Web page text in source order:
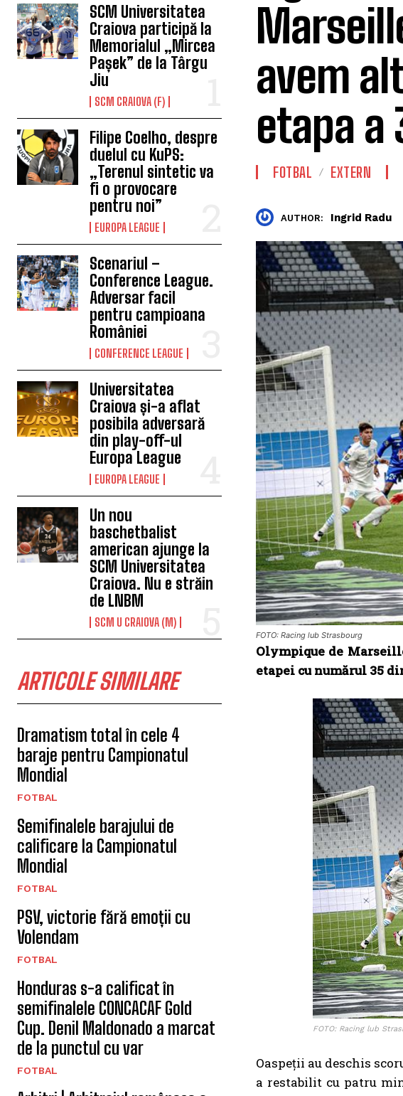
SCM Universitatea
Craiova participă la
Memorialul „Mircea
Pașek” de la Târgu
Jiu
SCM CRAIOVA (F)
Filipe Coelho, despre
duelul cu KuPS:
„Terenul sintetic va
fi o provocare
pentru noi”
EUROPA LEAGUE
Scenariul –
Conference League.
Adversar facil
pentru campioana
României
CONFERENCE LEAGUE
Universitatea
Craiova și-a aflat
posibila adversară
din play-off-ul
Europa League
EUROPA LEAGUE
Un nou
baschetbalist
american ajunge la
SCM Universitatea
Craiova. Nu e străin
de LNBM
SCM U CRAIOVA (M)
ARTICOLE SIMILARE
Dramatism total în cele 4
baraje pentru Campionatul
Mondial
FOTBAL
Semifinalele barajului de
calificare la Campionatul
Mondial
FOTBAL
PSV, victorie fără emoții cu
Volendam
FOTBAL
Honduras s-a calificat în
semifinalele CONCACAF Gold
Cup. Denil Maldonado a marcat
de la punctul cu var
FOTBAL
avem
etapa a
FOTBAL EXTERN
AUTHOR: Ingrid Radu
FOTO: Racing lub Strasbourg
Olympique de
etapei cu numărul 35
FOTO: Racing lub
Oaspeții au deschis
a restabilit cu patru